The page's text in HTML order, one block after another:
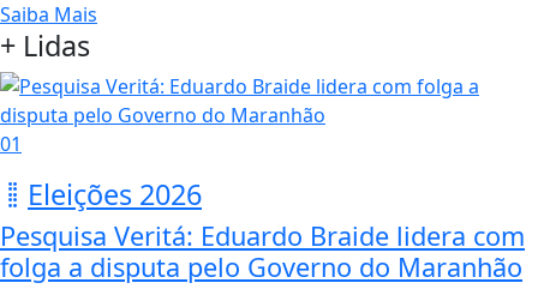
Saiba Mais
+ Lidas
01
Eleições 2026
Pesquisa Veritá: Eduardo Braide lidera com
folga a disputa pelo Governo do Maranhão